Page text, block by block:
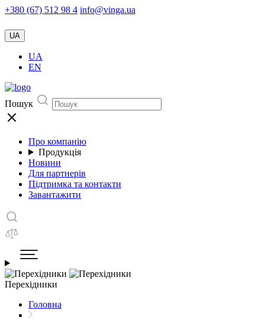
+380 (67) 512 98 4 info@vinga.ua
UA
UA
EN
Пошук
Про компанію
Продукція
Новини
Для партнерів
Підтримка та контакти
Завантажити
Перехідники
Головна